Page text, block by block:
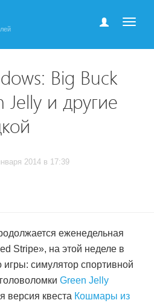
Big Buck
Jelly и другие
2014 в 17:39
еженедельная
Stripe», на этой неделе в
игры: симулятор спортивной
Green Jelly
версия квеста Кошмары из